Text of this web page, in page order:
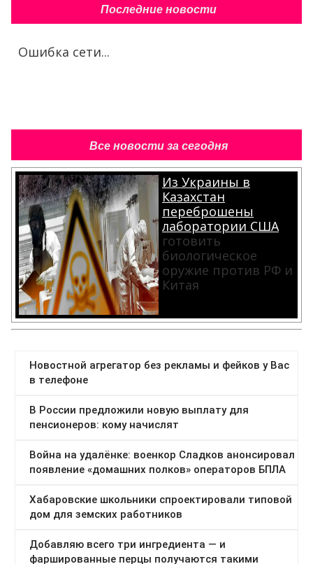
Последние новости
Ошибка сети...
Все новости за сегодня
Из Украины в
Казахстан
переброшены
лаборатории США
готовить
биологическое
оружие против РФ и
Китая